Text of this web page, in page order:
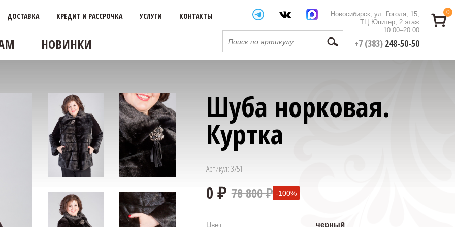
Новосибирск, ул. Гоголя, 15,
ТЦ Юпитер, 2 этаж
10:00–20:00
+7 (383) 248-50-50
ДОСТАВКА КРЕДИТ И РАССРОЧКА УСЛУГИ КОНТАКТЫ
НОВИНКИ
0
Шуба норковая.
Куртка
Артикул: 3751
78 800 ₽ -100%
Цвет: черный